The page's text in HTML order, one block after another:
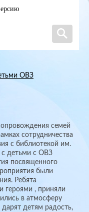
ОВЗ
семей
сотрудничества
с библиотекой им.
с детьми с ОВЗ
посвященного
были
Ребята
, приняли
в атмосферу
дарят детям радость,